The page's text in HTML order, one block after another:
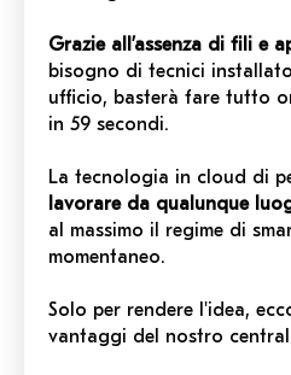
Grazie all’assenza di fili e
bisogno di tecnici
ufficio, basterà fare tutto
in 59 secondi.
La tecnologia in cloud di
lavorare da qualunque
al massimo il regime di
momentaneo.
Solo per rendere l'idea,
vantaggi del nostro